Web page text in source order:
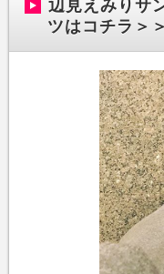
辺見えみりサ
ツはコチラ＞＞